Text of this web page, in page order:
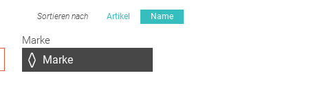
Sortieren nach Artikel Name
Marke